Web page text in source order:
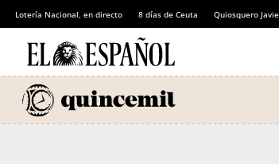
Lotería Nacional, en directo 8 días de Ceuta Quiosquero